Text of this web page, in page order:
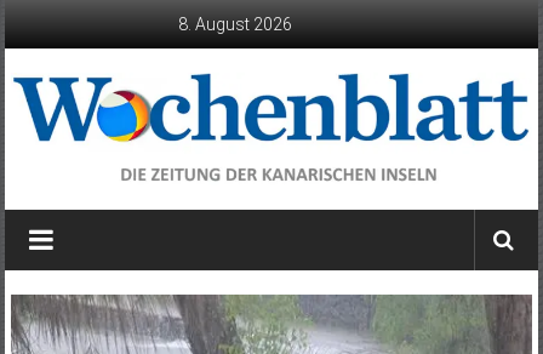
8. August 2026
Wochenblatt
die
der
Kanarischen